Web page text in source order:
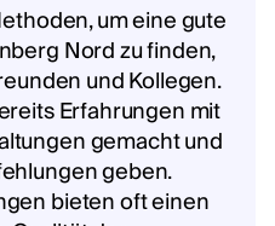
um eine gute
Nord zu finden,
und Kollegen.
Erfahrungen mit
gemacht und
geben.
bieten oft einen